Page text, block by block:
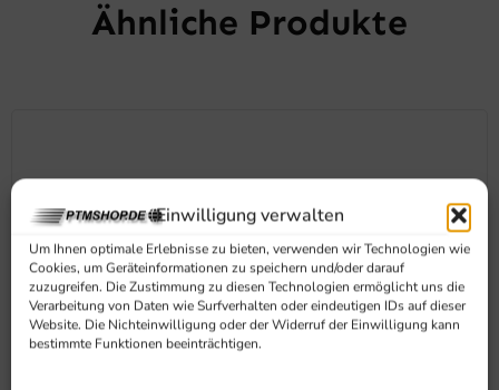
Einwilligung verwalten
Um Ihnen optimale Erlebnisse zu bieten, verwenden wir Technologien wie
Cookies, um Geräteinformationen zu speichern und/oder darauf
zuzugreifen. Die Zustimmung zu diesen Technologien ermöglicht uns die
Verarbeitung von Daten wie Surfverhalten oder eindeutigen IDs auf dieser
Website. Die Nichteinwilligung oder der Widerruf der Einwilligung kann
bestimmte Funktionen beeinträchtigen.
Ähnliche Produkte